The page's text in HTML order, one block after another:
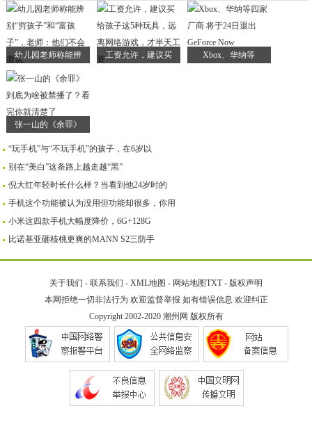
幼儿园老师称能辨 工资允许，建议买 Xbox、华纳等
张一山的《余罪》
“玩手机”与“不玩手机”的孩子，在6岁以
别在“美白”这条路上越走越“黑”
倪大红年轻时长什么样？当看到他24岁时的
手机这个功能被认为没用但功能却很多，你用
小米这四款手机大幅度降价，6G+128G
比诺基亚砸核桃更爽的MANN S2三防手
关于我们 - 联系我们 - XML地图 - 网站地图TXT- 版权声明
本网拒绝一切非法行为 欢迎监督举报 如有错误信息 欢迎纠正
Copyright 2002-2020 潮州网 版权所有